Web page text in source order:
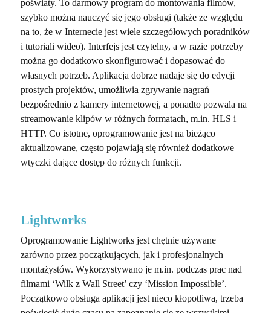
poświaty. To darmowy program do montowania filmów,
szybko można nauczyć się jego obsługi (także ze względu
na to, że w Internecie jest wiele szczegółowych poradników
i tutoriali wideo). Interfejs jest czytelny, a w razie potrzeby
można go dodatkowo skonfigurować i dopasować do
własnych potrzeb. Aplikacja dobrze nadaje się do edycji
prostych projektów, umożliwia zgrywanie nagrań
bezpośrednio z kamery internetowej, a ponadto pozwala na
streamowanie klipów w różnych formatach, m.in. HLS i
HTTP. Co istotne, oprogramowanie jest na bieżąco
aktualizowane, często pojawiają się również dodatkowe
wtyczki dające dostęp do różnych funkcji.
Lightworks
Oprogramowanie Lightworks jest chętnie używane
zarówno przez początkujących, jak i profesjonalnych
montażystów. Wykorzystywano je m.in. podczas prac nad
filmami ‘Wilk z Wall Street’ czy ‘Mission Impossible’.
Początkowo obsługa aplikacji jest nieco kłopotliwa, trzeba